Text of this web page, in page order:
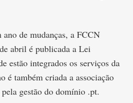
de mudanças, a FCCN
abril é publicada a Lei
estão integrados os serviços da
é também criada a associação
gestão do domínio .pt.